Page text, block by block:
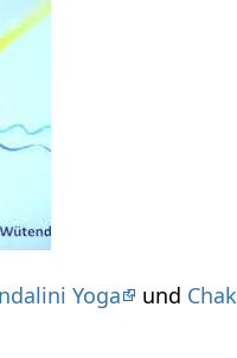
Yoga und